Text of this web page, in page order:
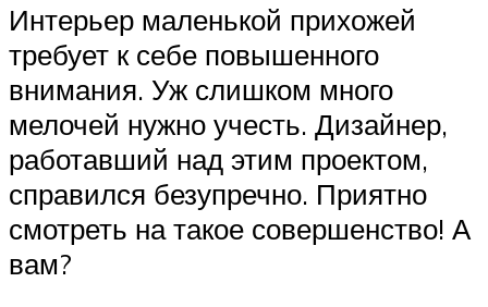
Интерьер маленькой прихожей
требует к себе повышенного
внимания. Уж слишком много
мелочей нужно учесть. Дизайнер,
работавший над этим проектом,
справился безупречно. Приятно
смотреть на такое совершенство! А
вам?